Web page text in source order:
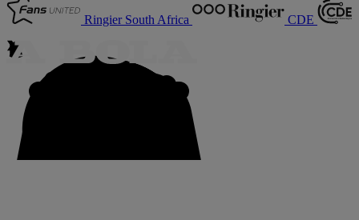
Ringier South Africa CDE